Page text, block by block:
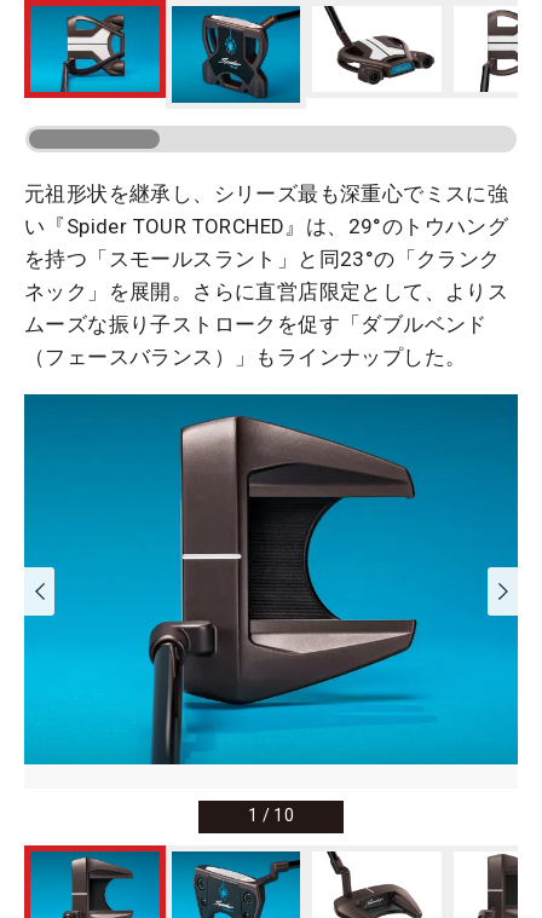
元祖形状を継承し、シリーズ最も深重心でミスに強
い『Spider TOUR TORCHED』は、29°のトウハング
を持つ「スモールスラント」と同23°の「クランク
ネック」を展開。さらに直営店限定として、よりス
ムーズな振り子ストロークを促す「ダブルベンド
（フェースバランス）」もラインナップした。
1 / 10